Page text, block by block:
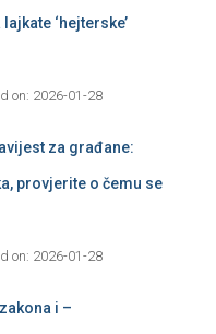
‘hejterske’
on: 2026-01-28
za građane:
provjerite o čemu se
on: 2026-01-28
i –